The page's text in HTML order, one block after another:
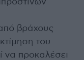
βράχους
του
να προκαλέσει